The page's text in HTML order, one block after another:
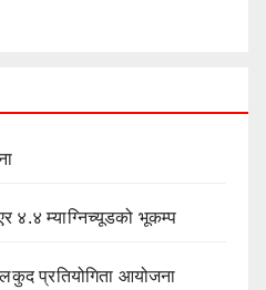
४.४ म्याग्निच्यूडको भूकम्प
प्रतियोगिता आयोजना